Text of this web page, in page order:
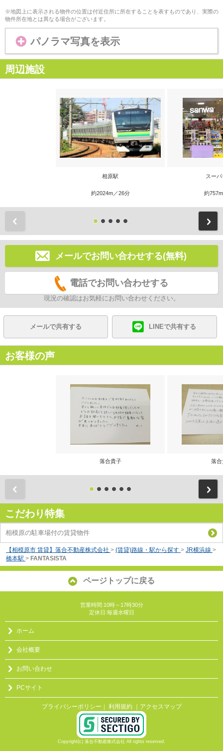
※地図上に表示される物件の位置は付近住所に所在することを表すものであり、実際の
物件所在地とは異なる場合がございます。
パノラマ写真を表示
周辺施設
相原駅
約2024m／26分
スー
約
メールでお問い合わせする(無料)
電話でお問い合わせする
現況の確認はお気軽にお問い合わせください。
メールで共有する LINEで共有する
お客様の声
落合貴子 落合
こだわり特集
相模原の駐車場付の賃貸物件
【相模原市 賃貸】落合不動産株式会社 > (賃貸)路線・駅から探す > JR横浜線 >
橋本駅 > FANTASISTA
ページトップに戻る
営業時間:10時～17時30分
定休日:毎週水曜日
ホーム
会社概要
お問い合わせ
PCサイト
プライバシーポリシー 利用規約 ｜アクセスマップ
Copyright(c) 落合不動産株式会社 All rights reserved.